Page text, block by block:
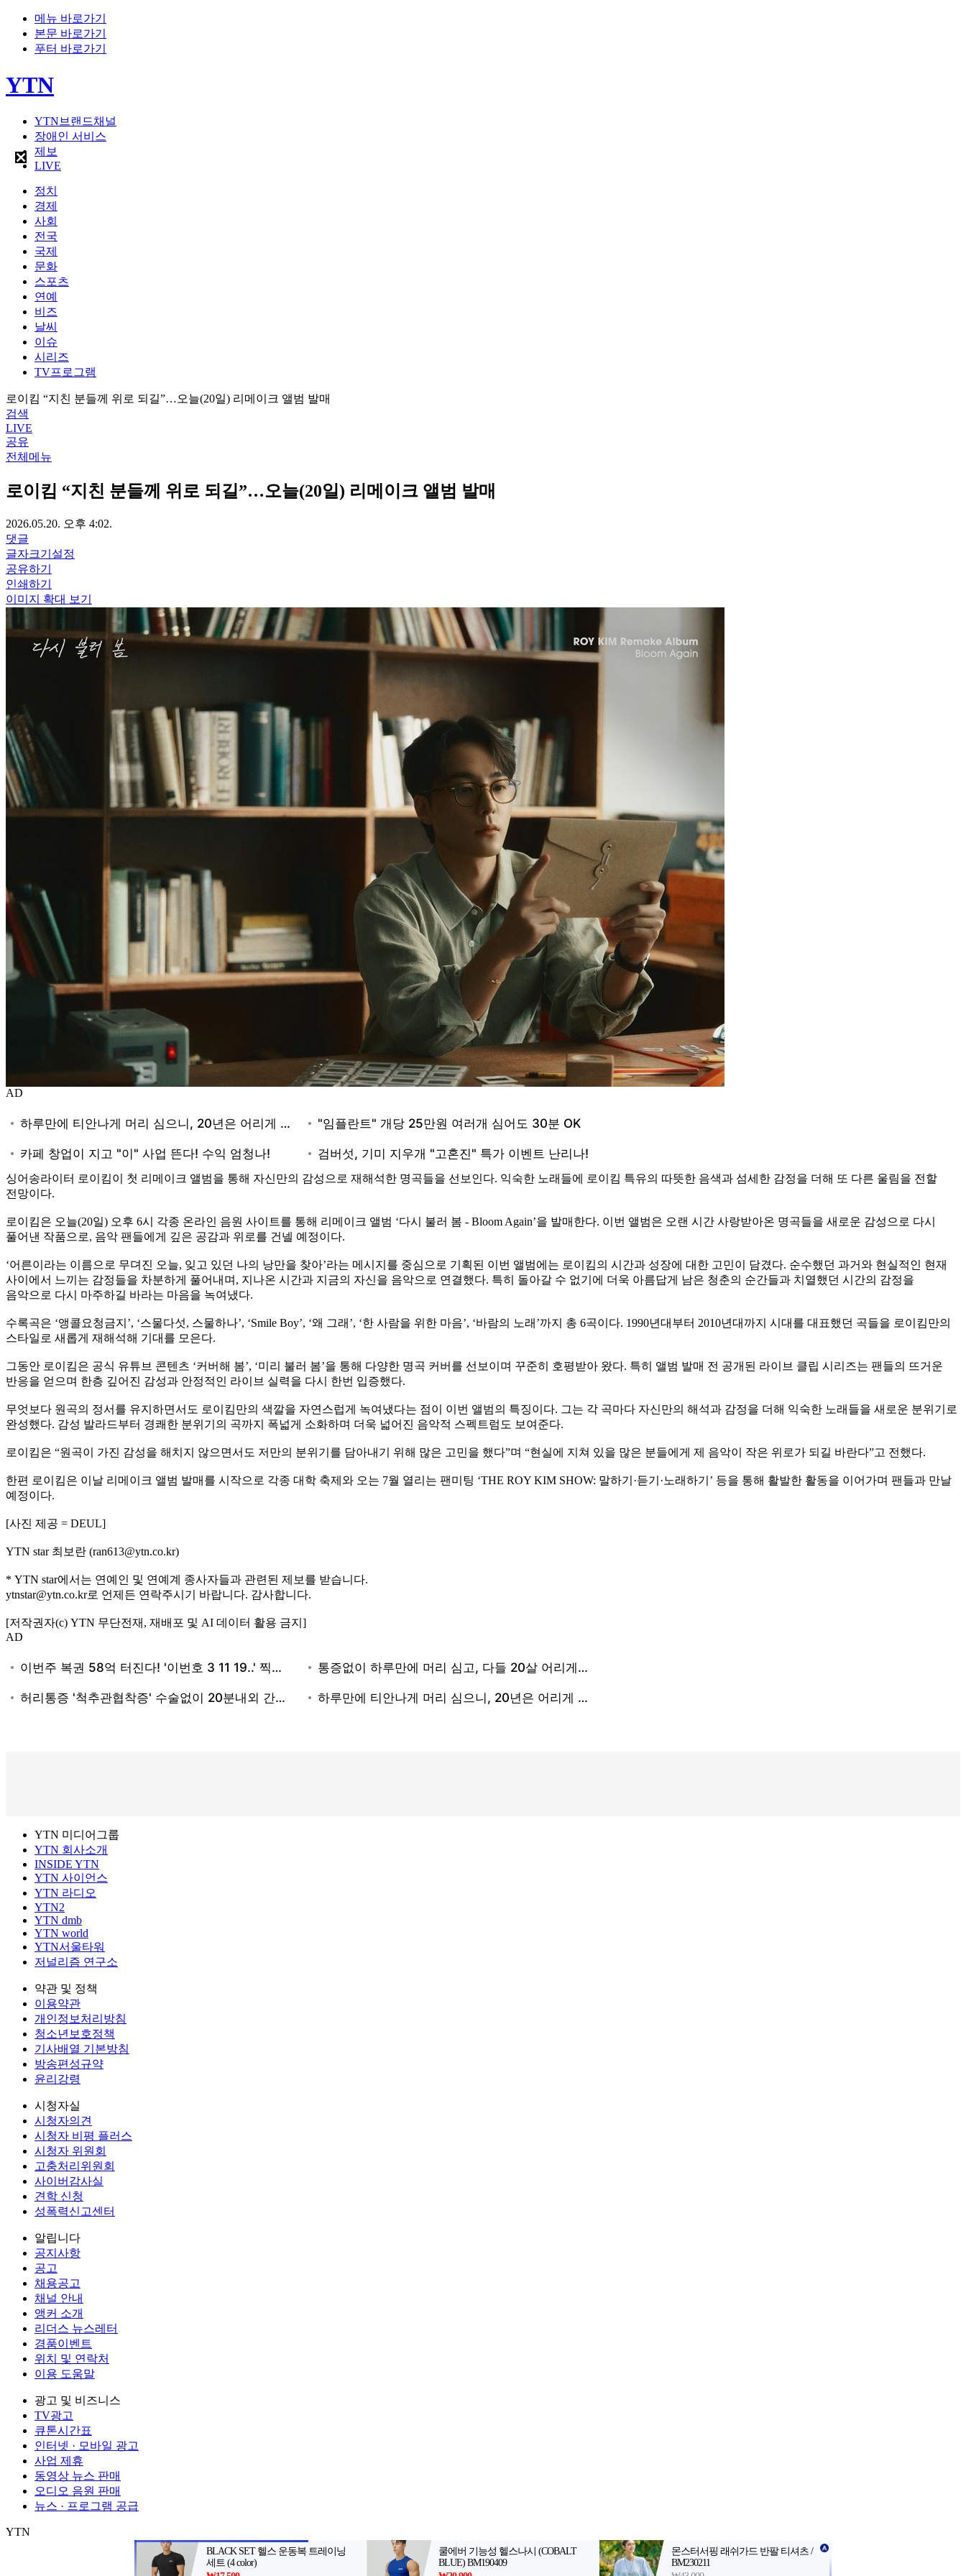
메뉴 바로가기
본문 바로가기
푸터 바로가기
YTN
YTN브랜드채널
장애인 서비스
제보
LIVE
정치
경제
사회
전국
국제
문화
스포츠
연예
비즈
날씨
이슈
시리즈
TV프로그램
로이킴 “지친 분들께 위로 되길”…오늘(20일) 리메이크 앨범 발매
검색
LIVE
공유
전체메뉴
로이킴 “지친 분들께 위로 되길”…오늘(20일) 리메이크 앨범 발매
2026.05.20. 오후 4:02.
댓글
글자크기설정
공유하기
인쇄하기
이미지 확대 보기
AD
싱어송라이터 로이킴이 첫 리메이크 앨범을 통해 자신만의 감성으로 재해석한 명곡들을 선보인다. 익숙한 노래들에 로이킴 특유의 따뜻한 음색과 섬세한 감정을 더해 또 다른 울림을 전할
전망이다.
로이킴은 오늘(20일) 오후 6시 각종 온라인 음원 사이트를 통해 리메이크 앨범 ‘다시 불러 봄 - Bloom Again’을 발매한다. 이번 앨범은 오랜 시간 사랑받아온 명곡들을 새로운 감성으로 다시
풀어낸 작품으로, 음악 팬들에게 깊은 공감과 위로를 건넬 예정이다.
‘어른이라는 이름으로 무뎌진 오늘, 잊고 있던 나의 낭만을 찾아’라는 메시지를 중심으로 기획된 이번 앨범에는 로이킴의 시간과 성장에 대한 고민이 담겼다. 순수했던 과거와 현실적인 현재
사이에서 느끼는 감정들을 차분하게 풀어내며, 지나온 시간과 지금의 자신을 음악으로 연결했다. 특히 돌아갈 수 없기에 더욱 아름답게 남은 청춘의 순간들과 치열했던 시간의 감정을
음악으로 다시 마주하길 바라는 마음을 녹여냈다.
수록곡은 ‘앵콜요청금지’, ‘스물다섯, 스물하나’, ‘Smile Boy’, ‘왜 그래’, ‘한 사람을 위한 마음’, ‘바람의 노래’까지 총 6곡이다. 1990년대부터 2010년대까지 시대를 대표했던 곡들을 로이킴만의
스타일로 새롭게 재해석해 기대를 모은다.
그동안 로이킴은 공식 유튜브 콘텐츠 ‘커버해 봄’, ‘미리 불러 봄’을 통해 다양한 명곡 커버를 선보이며 꾸준히 호평받아 왔다. 특히 앨범 발매 전 공개된 라이브 클립 시리즈는 팬들의 뜨거운
반응을 얻으며 한층 깊어진 감성과 안정적인 라이브 실력을 다시 한번 입증했다.
무엇보다 원곡의 정서를 유지하면서도 로이킴만의 색깔을 자연스럽게 녹여냈다는 점이 이번 앨범의 특징이다. 그는 각 곡마다 자신만의 해석과 감정을 더해 익숙한 노래들을 새로운 분위기로
완성했다. 감성 발라드부터 경쾌한 분위기의 곡까지 폭넓게 소화하며 더욱 넓어진 음악적 스펙트럼도 보여준다.
로이킴은 “원곡이 가진 감성을 해치지 않으면서도 저만의 분위기를 담아내기 위해 많은 고민을 했다”며 “현실에 지쳐 있을 많은 분들에게 제 음악이 작은 위로가 되길 바란다”고 전했다.
한편 로이킴은 이날 리메이크 앨범 발매를 시작으로 각종 대학 축제와 오는 7월 열리는 팬미팅 ‘THE ROY KIM SHOW: 말하기·듣기·노래하기’ 등을 통해 활발한 활동을 이어가며 팬들과 만날
예정이다.
[사진 제공 = DEUL]
YTN star 최보란 (ran613@ytn.co.kr)
* YTN star에서는 연예인 및 연예계 종사자들과 관련된 제보를 받습니다.
ytnstar@ytn.co.kr로 언제든 연락주시기 바랍니다. 감사합니다.
[저작권자(c) YTN 무단전재, 재배포 및 AI 데이터 활용 금지]
AD
YTN 미디어그룹
YTN 회사소개
INSIDE YTN
YTN 사이언스
YTN 라디오
YTN2
YTN dmb
YTN world
YTN서울타워
저널리즘 연구소
약관 및 정책
이용약관
개인정보처리방침
청소년보호정책
기사배열 기본방침
방송편성규약
윤리강령
시청자실
시청자의견
시청자 비평 플러스
시청자 위원회
고충처리위원회
사이버감사실
견학 신청
성폭력신고센터
알립니다
공지사항
공고
채용공고
채널 안내
앵커 소개
리더스 뉴스레터
경품이벤트
위치 및 연락처
이용 도움말
광고 및 비즈니스
TV광고
큐톤시간표
인터넷 · 모바일 광고
사업 제휴
동영상 뉴스 판매
오디오 음원 판매
뉴스 · 프로그램 공급
YTN
서울특별시 마포구 상암산로 76 (상암동) 대표전화: 02-398-8000 팩스: 02-398-8129 사업자등록번호: 102-81-32883
서울특별시 마포구 상암산로 76 (상암동) 등록번호: 서울, 아53997등록일자: 2021.10.28